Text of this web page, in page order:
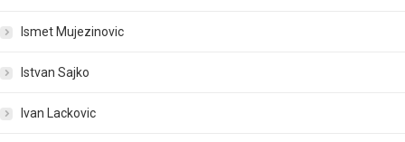
Ismet Mujezinovic
Istvan Sajko
Ivan Lackovic